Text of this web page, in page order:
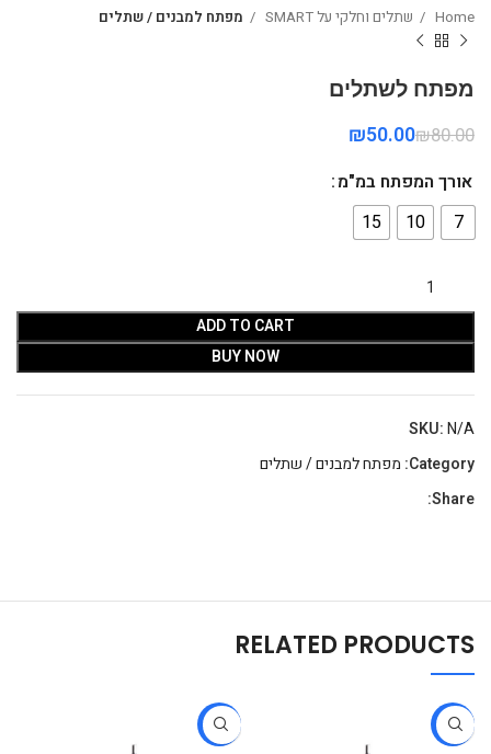
Home שתלים וחלקי על SMART מפתח למבנים / שתלים
מפתח לשתלים
₪80.00
₪50.00
אורך המפתח במ"מ
7
10
15
ADD TO CART
BUY NOW
SKU:N/A
Category: מפתח למבנים / שתלים
Share:
RELATED PRODUCTS
-37%
-38%